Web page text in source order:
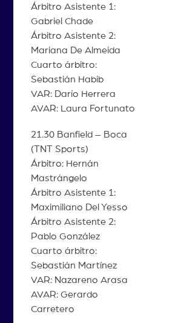
Árbitro Asistente 1:
Gabriel Chade
Árbitro Asistente 2:
Mariana De Almeida
Cuarto árbitro:
Sebastián Habib
VAR: Darío Herrera
AVAR: Laura Fortunato
21.30 Banfield – Boca
(TNT Sports)
Árbitro: Hernán
Mastrángelo
Árbitro Asistente 1:
Maximiliano Del Yesso
Árbitro Asistente 2:
Pablo González
Cuarto árbitro:
Sebastián Martínez
VAR: Nazareno Arasa
AVAR: Gerardo
Carretero